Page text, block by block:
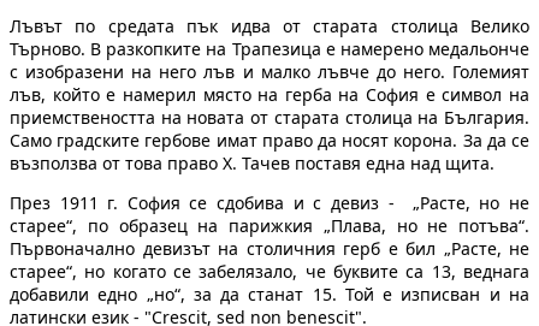
Лъвът по средата пък идва от старата столица Велико
Търново. В разкопките на Трапезица е намерено медальонче
с изобразени на него лъв и малко лъвче до него. Големият
лъв, който е намерил място на герба на София е символ на
приемствеността на новата от старата столица на България.
Само градските гербове имат право да носят корона. За да се
възползва от това право Х. Тачев поставя една над щита.
През 1911 г. София се сдобива и с девиз - „Расте, но не
старее“, по образец на парижкия „Плава, но не потъва“.
Първоначално девизът на столичния герб е бил „Расте, не
старее“, но когато се забелязало, че буквите са 13, веднага
добавили едно „но“, за да станат 15. Той е изписван и на
латински език - "Crescit, sed non benescit".